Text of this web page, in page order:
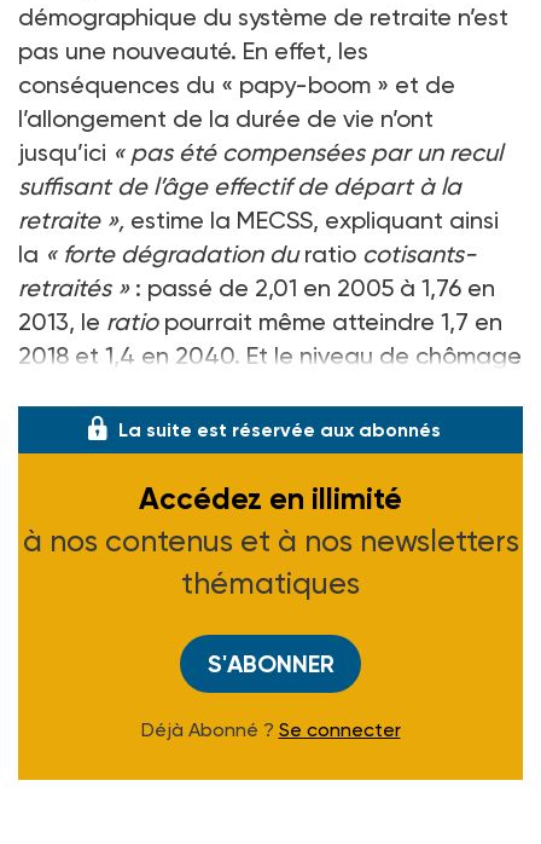
démographique du système de retraite n’est
pas une nouveauté. En effet, les
conséquences du « papy-boom » et de
l’allongement de la durée de vie n’ont
jusqu’ici « pas été compensées par un recul
suffisant de l’âge effectif de départ à la
retraite », estime la MECSS, expliquant ainsi
la « forte dégradation duratio cotisants-
retraités »: passé de 2,01 en 2005 à 1,76 en
2013, le ratiopourrait même atteindre 1,7 en
2018 et 1,4 en 2040. Et le niveau de chômage
La suite est réservée aux abonnés
Accédez en illimité
à nos contenus et à nos newsletters
thématiques
S'ABONNER
Déjà Abonné ? Se connecter